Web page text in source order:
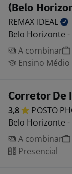
(Belo
REMAX IDEAL
Belo Horizonte -
A combinar
Ensino Médio
Corretor De
3,8 POSTO
Belo Horizonte -
A combinar
Presencial